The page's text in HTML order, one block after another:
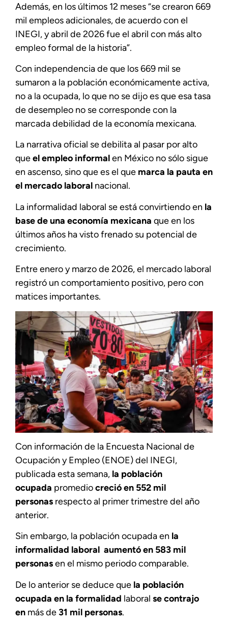
Además, en los últimos 12 meses “se crearon 669
mil empleos adicionales, de acuerdo con el
INEGI, y abril de 2026 fue el abril con más alto
empleo formal de la historia”.
Con independencia de que los 669 mil se
sumaron a la población económicamente activa,
no a la ocupada, lo que no se dijo es que esa tasa
de desempleo no se corresponde con la
marcada debilidad de la economía mexicana.
La narrativa oficial se debilita al pasar por alto
queel empleo informalen México no sólo sigue
en ascenso, sino que es el que marca la pauta en
el mercado laboral nacional.
La informalidad laboral se está convirtiendo en la
base de una economía mexicana que en los
últimos años ha visto frenado su potencial de
crecimiento.
Entre enero y marzo de 2026, el mercado laboral
registró un comportamiento positivo, pero con
matices importantes.
Con información de la Encuesta Nacional de
Ocupación y Empleo (ENOE) del INEGI,
publicada esta semana, la población
ocupada promediocreció en 552 mil
personas respecto al primer trimestre del año
anterior.
Sin embargo, la población ocupada en la
informalidad laboral aumentó en 583 mil
personasen el mismo periodo comparable.
De lo anterior se deduce que la población
ocupada en la formalidad laboral se contrajo
en más de31 mil personas.